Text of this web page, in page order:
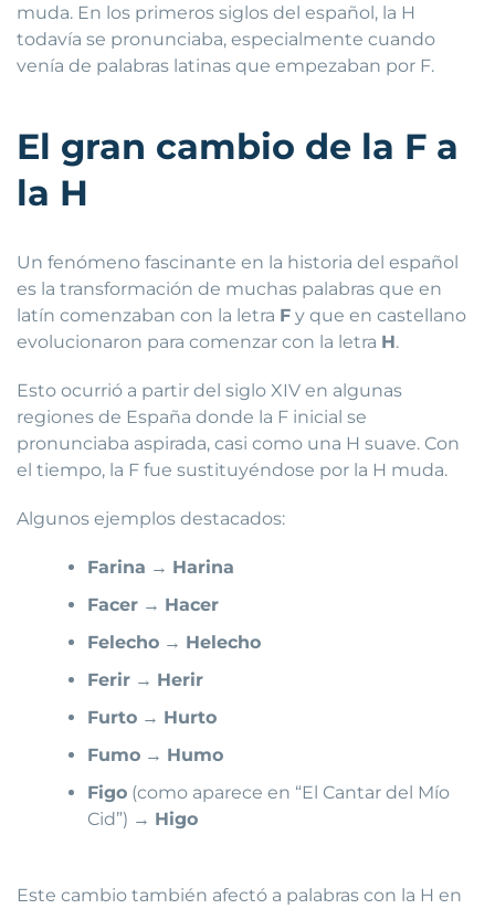
muda. En los primeros siglos del español, la H
todavía se pronunciaba, especialmente cuando
venía de palabras latinas que empezaban por F.
El gran cambio de la F a
la H
Un fenómeno fascinante en la historia del español
es la transformación de muchas palabras que en
latín comenzaban con la letra F y que en castellano
evolucionaron para comenzar con la letra H.
Esto ocurrió a partir del siglo XIV en algunas
regiones de España donde la F inicial se
pronunciaba aspirada, casi como una H suave. Con
el tiempo, la F fue sustituyéndose por la H muda.
Algunos ejemplos destacados:
Farina → Harina
Facer → Hacer
Felecho → Helecho
Ferir → Herir
Furto → Hurto
Fumo → Humo
Figo (como aparece en “El Cantar del Mío
Cid”) → Higo
Este cambio también afectó a palabras con la H en